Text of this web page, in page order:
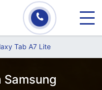
Tab A7 Lite